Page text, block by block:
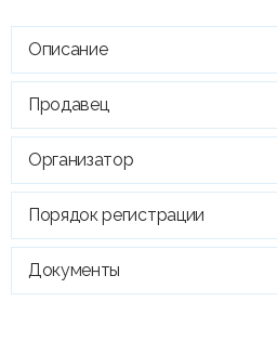
Описание
Продавец
Организатор
Порядок регистрации
Документы